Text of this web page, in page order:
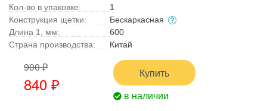
Кол-во в упаковке:
1
Конструкция щетки:
Бескаркасная
Длина 1, мм:
600
Страна производства:
Китай
900 ₽
840 ₽
Купить
в наличии